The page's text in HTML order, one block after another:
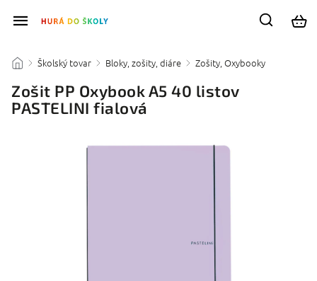
/ Školský tovar / Bloky, zošity, diáre / Zošity, Oxybooky
Zošit PP Oxybook A5 40 listov
PASTELINI fialová